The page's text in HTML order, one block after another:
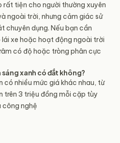
rất tiện cho người thường xuyên
ngoài trời, nhưng cảm giác sử
chuyên dụng. Nếu bạn cần
xe hoặc hoạt động ngoài trời
có độ hoặc tròng phân cực
xanh có đắt không?
có nhiều mức giá khác nhau, từ
trên 3 triệu đồng mỗi cặp tùy
công nghệ